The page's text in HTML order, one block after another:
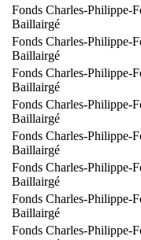
Fonds Charles-Philippe-
Baillairgé
Fonds Charles-Philippe-
Baillairgé
Fonds Charles-Philippe-
Baillairgé
Fonds Charles-Philippe-
Baillairgé
Fonds Charles-Philippe-
Baillairgé
Fonds Charles-Philippe-
Baillairgé
Fonds Charles-Philippe-
Baillairgé
Fonds Charles-Philippe-